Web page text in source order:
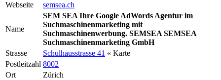
Webseite semsea.ch
Name
SEM SEA Ihre Google AdWords Agentur im
Suchmaschinenmarketing mit
Suchmaschinenwerbung. SEMSEA SEMSEA
Suchmaschinenmarketing GmbH
Strasse
Schulhausstrasse 41 « Karte
Postleitzahl 8002
Ort
Zürich